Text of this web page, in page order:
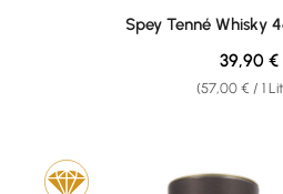
Durchschnittliche Bewertung von
Spey Tenné Whisky
(57,00 € / 1
39,90 €